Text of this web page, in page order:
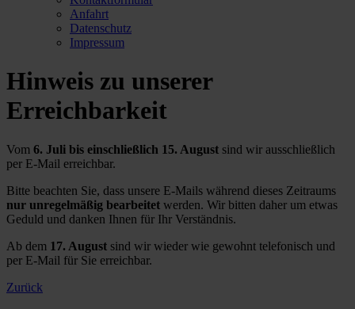
Anfahrt
Datenschutz
Impressum
Hinweis zu unserer
Erreichbarkeit
Vom 6. Juli bis einschließlich 15. August sind wir ausschließlich
per E-Mail erreichbar.
Bitte beachten Sie, dass unsere E-Mails während dieses Zeitraums
nur unregelmäßig bearbeitet werden. Wir bitten daher um etwas
Geduld und danken Ihnen für Ihr Verständnis.
Ab dem 17. August sind wir wieder wie gewohnt telefonisch und
per E-Mail für Sie erreichbar.
Zurück